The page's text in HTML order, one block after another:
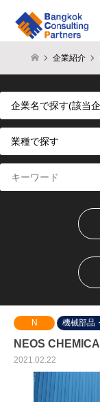
企業紹介
N 機械部品
NEOS
2021.02.22